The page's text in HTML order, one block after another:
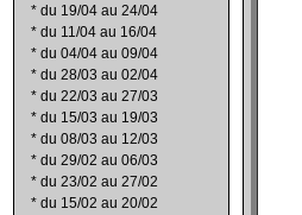
* du 19/04 au 24/04
* du 11/04 au 16/04
* du 04/04 au 09/04
* du 28/03 au 02/04
* du 22/03 au 27/03
* du 15/03 au 19/03
* du 08/03 au 12/03
* du 29/02 au 06/03
* du 23/02 au 27/02
* du 15/02 au 20/02